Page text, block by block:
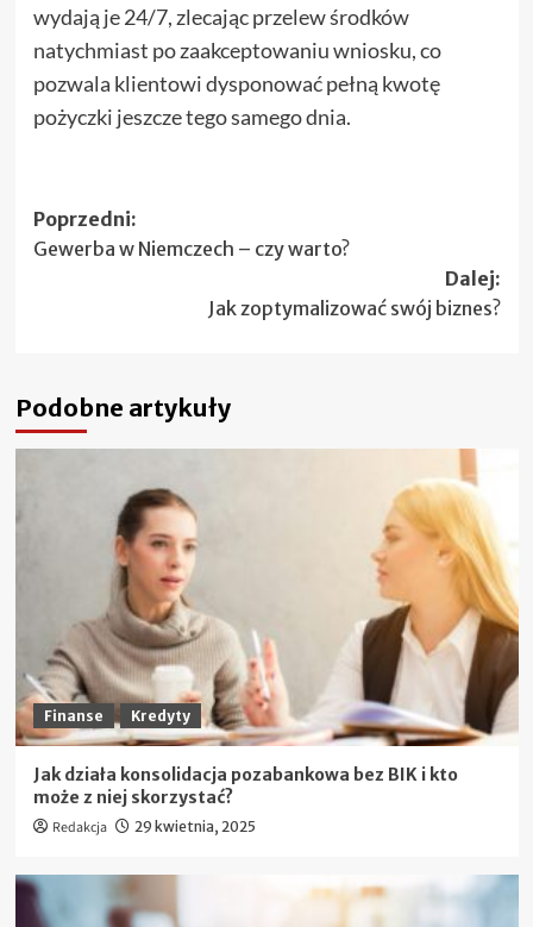
wydają je 24/7, zlecając przelew środków
natychmiast po zaakceptowaniu wniosku, co
pozwala klientowi dysponować pełną kwotę
pożyczki jeszcze tego samego dnia.
Zobacz
wpisy
Poprzedni:
Gewerba w Niemczech – czy warto?
Dalej:
Jak zoptymalizować swój biznes?
Podobne artykuły
Finanse Kredyty
Jak działa konsolidacja pozabankowa bez BIK i kto
może z niej skorzystać?
Redakcja 29 kwietnia, 2025